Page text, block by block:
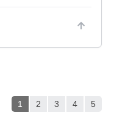
1 2 3 4 5